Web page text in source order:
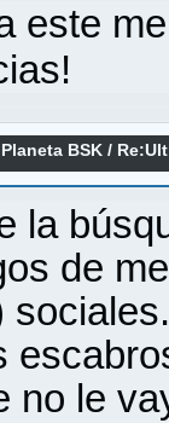
este
Planeta BSK /
mesa modernos.
la
de
no le